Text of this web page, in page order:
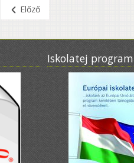
Előző
Iskolatej program